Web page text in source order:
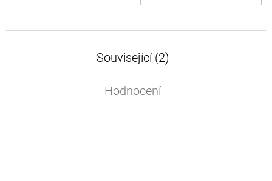
Související (2)
Hodnocení